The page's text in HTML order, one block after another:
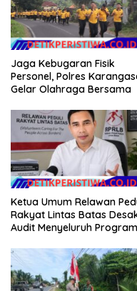
Jaga Kebugaran Fisik
Personel, Polres
Gelar Olahraga Bersama
Ketua Umum Relawan
Rakyat Lintas Batas
Audit Menyeluruh Program
Pertanyakan Efektivitas
Kinerja Dinas Pertanian